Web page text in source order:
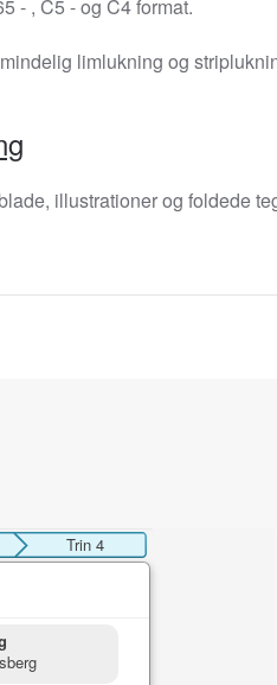
- , C5 - og C4 format.
limlukning og
illustrationer og foldede